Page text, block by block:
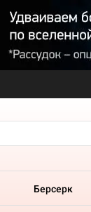
Берсерк